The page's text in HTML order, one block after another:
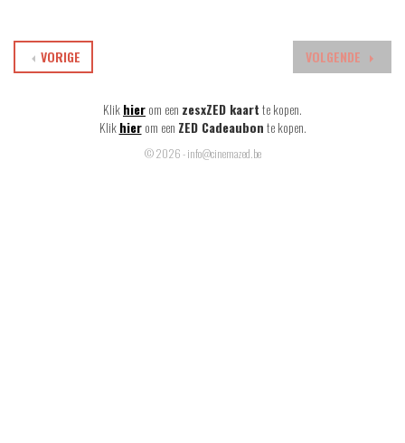
VOLGENDE
VORIGE
Klikhierom een zesxZED kaartte kopen.
Klik hier om een ZED Cadeaubonte kopen.
© 2026 - info@cinemazed.be